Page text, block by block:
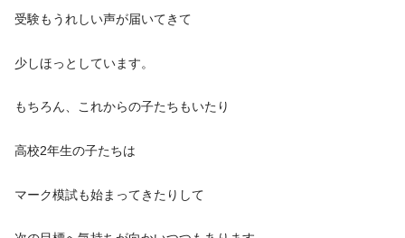
受験もうれしい声が届いてきて
少しほっとしています。
もちろん、これからの子たちもいたり
高校2年生の子たちは
マーク模試も始まってきたりして